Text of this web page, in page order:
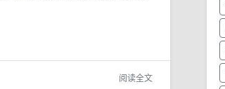
阅读全文